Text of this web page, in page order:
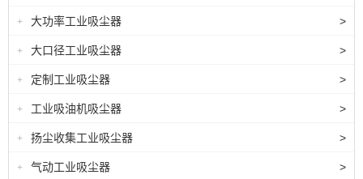
+ 大功率工业吸尘器 >
+ 大口径工业吸尘器 >
+ 定制工业吸尘器 >
+ 工业吸油机吸尘器 >
+ 扬尘收集工业吸尘器 >
+ 气动工业吸尘器 >